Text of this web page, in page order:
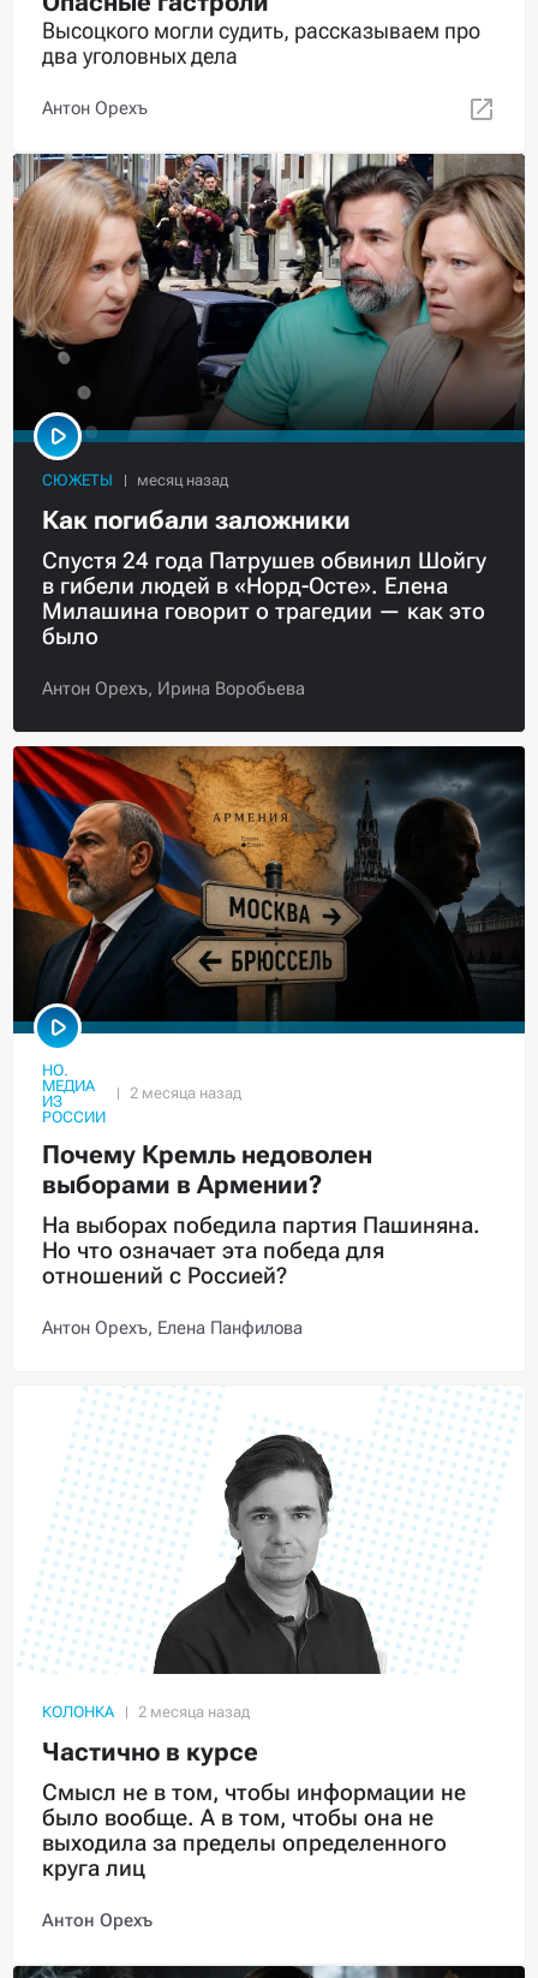
Высоцкого могли судить, рассказываем про
два уголовных дела
Антон Орехъ
СЮЖЕТЫ
Как погибали заложники
Спустя 24 года Патрушев обвинил Шойгу
в гибели людей в «Норд-Осте». Елена
Милашина говорит о трагедии — как это
было
Антон Орехъ, Ирина Воробьева
НО.
МЕДИА
ИЗ
РОССИИ
Почему Кремль недоволен
выборами в Армении?
На выборах победила партия Пашиняна.
Но что означает эта победа для
отношений с Россией?
Антон Орехъ, Елена Панфилова
КОЛОНКА
Частично в курсе
Смысл не в том, чтобы информации не
было вообще. А в том, чтобы она не
выходила за пределы определенного
круга лиц
Антон Орехъ